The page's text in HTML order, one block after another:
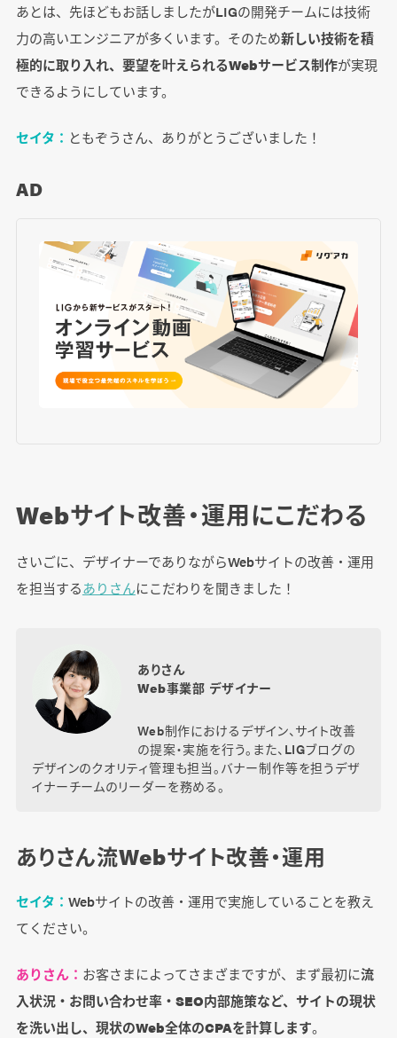
あとは、先ほどもお話しましたがLIGの開発チームには技術
力の高いエンジニアが多くいます。そのため新しい技術を積
極的に取り入れ、要望を叶えられるWebサービス制作が実現
できるようにしています。
セイタ： ともぞうさん、ありがとうございました！
AD
Webサイト改善・運用にこだわる
さいごに、デザイナーでありながらWebサイトの改善・運用
を担当するありさんにこだわりを聞きました！
ありさん
Web事業部 デザイナー
Web制作におけるデザイン、サイト改善
の提案・実施を行う。また、LIGブログの
デザインのクオリティ管理も担当。バナー制作等を担うデザ
イナーチームのリーダーを務める。
ありさん流Webサイト改善・運用
セイタ： Webサイトの改善・運用で実施していることを教え
てください。
ありさん： お客さまによってさまざまですが、まず最初に流
入状況・お問い合わせ率・SEO内部施策など、サイトの現状
を洗い出し、現状のWeb全体のCPAを計算します。